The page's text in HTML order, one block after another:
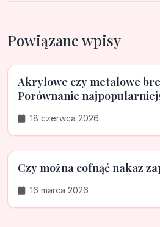
Powiązane wpisy
Akrylowe czy metalowe
Porównanie
18 czerwca 2026
Czy można cofnąć nakaz
16 marca 2026